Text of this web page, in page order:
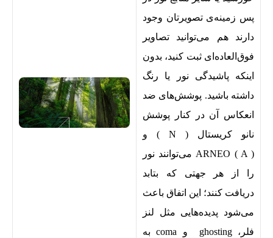
پس زمینه‌ی تصویرتان وجود
دارند هم می‌توانید تصاویر
فوق‌العاده‌ای ثبت کنید، بدون
اینکه پاشیدگی نور یا رنگ
داشته باشید. پوشش‌های ضد
انعکاس آن در کنار پوشش
نانو کریستال ( N ) و
ARNEO ( A ) می‌توانند نور
را از هر جهتی که بتابد
دریافت کنند؛ این اتفاق باعث
می‌شود پدیده‌هایی مثل لنز
فلر، ghosting و coma به